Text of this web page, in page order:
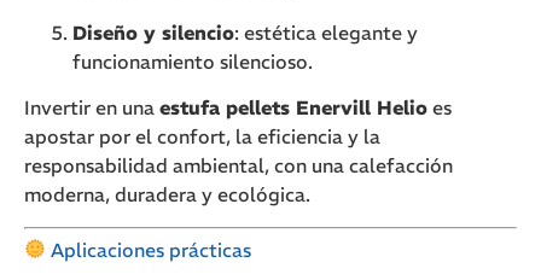
Diseño y silencio: estética elegante y
funcionamiento silencioso.
Invertir en una estufa pellets Enervill Helio es
apostar por el confort, la eficiencia y la
responsabilidad ambiental, con una calefacción
moderna, duradera y ecológica.
Aplicaciones prácticas